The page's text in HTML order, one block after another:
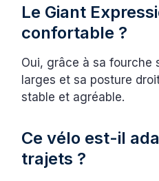
Le Giant
confortable ?
Oui, grâce à sa fourche
larges et sa posture
stable et agréable.
Ce vélo est-il
trajets ?